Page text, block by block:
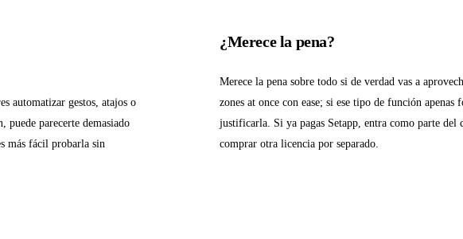
automatizar gestos, atajos o
puede parecerte demasiado
más fácil probarla sin
¿Merece la pena?
Merece la pena sobre todo si de verdad vas a
zones at once con ease; si ese tipo de función
justificarla. Si ya pagas Setapp, entra como parte del
comprar otra licencia por separado.